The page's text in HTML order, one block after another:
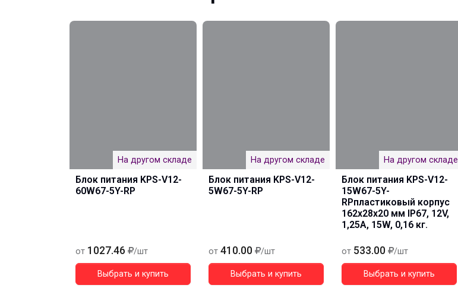
На другом складе
Блок питания KPS-V12-
60W67-5Y-RP
от 1027.46 /шт
Выбрать и купить
На другом складе
Блок питания KPS-V12-
5W67-5Y-RP
от 410.00 /шт
Выбрать и купить
На другом складе
Блок питания KPS-V12-
15W67-5Y-
RPпластиковый корпус
162х28х20 мм IP67, 12V,
1,25A, 15W, 0,16 кг.
от 533.00 /шт
Выбрать и купить